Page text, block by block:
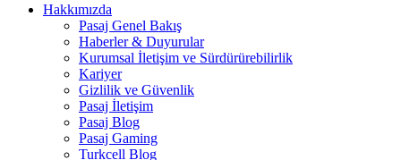
Hakkımızda
Pasaj Genel Bakış
Haberler & Duyurular
Kurumsal İletişim ve Sürdürürebilirlik
Kariyer
Gizlilik ve Güvenlik
Pasaj İletişim
Pasaj Blog
Pasaj Gaming
Turkcell Blog